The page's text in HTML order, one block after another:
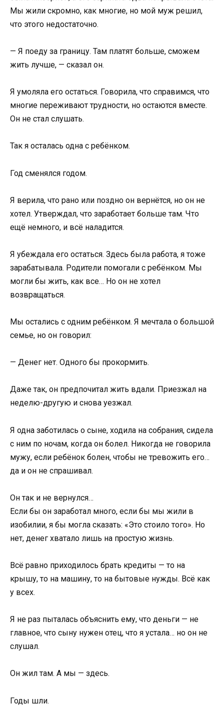
Мы жили скромно, как многие, но мой муж решил,
что этого недостаточно.
— Я поеду за границу. Там платят больше, сможем
жить лучше, — сказал он.
Я умоляла его остаться. Говорила, что справимся, что
многие переживают трудности, но остаются вместе.
Он не стал слушать.
Так я осталась одна с ребёнком.
Год сменялся годом.
Я верила, что рано или поздно он вернётся, но он не
хотел. Утверждал, что заработает больше там. Что
ещё немного, и всё наладится.
Я убеждала его остаться. Здесь была работа, я тоже
зарабатывала. Родители помогали с ребёнком. Мы
могли бы жить, как все… Но он не хотел
возвращаться.
Мы остались с одним ребёнком. Я мечтала о большой
семье, но он говорил:
— Денег нет. Одного бы прокормить.
Даже так, он предпочитал жить вдали. Приезжал на
неделю-другую и снова уезжал.
Я одна заботилась о сыне, ходила на собрания, сидела
с ним по ночам, когда он болел. Никогда не говорила
мужу, если ребёнок болен, чтобы не тревожить его…
да и он не спрашивал.
Он так и не вернулся…
Если бы он заработал много, если бы мы жили в
изобилии, я бы могла сказать: «Это стоило того». Но
нет, денег хватало лишь на простую жизнь.
Всё равно приходилось брать кредиты — то на
крышу, то на машину, то на бытовые нужды. Всё как
у всех.
Я не раз пыталась объяснить ему, что деньги — не
главное, что сыну нужен отец, что я устала… но он не
слушал.
Он жил там. А мы — здесь.
Годы шли.